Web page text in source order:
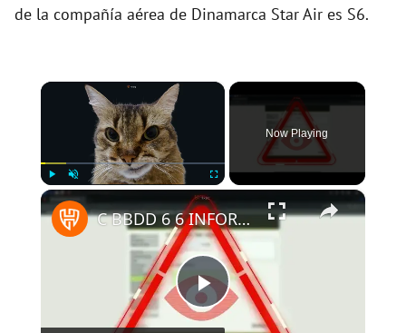
de la compañía aérea de Dinamarca Star Air es S6.
×
Play
Now Playing
×
P
C BBDD 6 6 INFORMATION SCHEMA